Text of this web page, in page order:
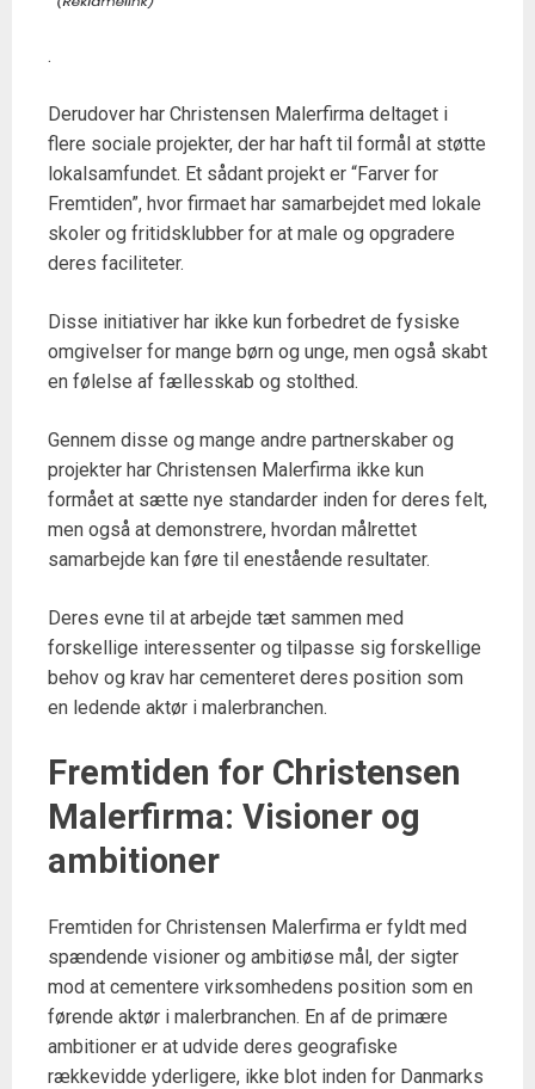
.
Derudover har Christensen Malerfirma deltaget i
flere sociale projekter, der har haft til formål at støtte
lokalsamfundet. Et sådant projekt er “Farver for
Fremtiden”, hvor firmaet har samarbejdet med lokale
skoler og fritidsklubber for at male og opgradere
deres faciliteter.
Disse initiativer har ikke kun forbedret de fysiske
omgivelser for mange børn og unge, men også skabt
en følelse af fællesskab og stolthed.
Gennem disse og mange andre partnerskaber og
projekter har Christensen Malerfirma ikke kun
formået at sætte nye standarder inden for deres felt,
men også at demonstrere, hvordan målrettet
samarbejde kan føre til enestående resultater.
Deres evne til at arbejde tæt sammen med
forskellige interessenter og tilpasse sig forskellige
behov og krav har cementeret deres position som
en ledende aktør i malerbranchen.
Fremtiden for Christensen
Malerfirma: Visioner og
ambitioner
Fremtiden for Christensen Malerfirma er fyldt med
spændende visioner og ambitiøse mål, der sigter
mod at cementere virksomhedens position som en
førende aktør i malerbranchen. En af de primære
ambitioner er at udvide deres geografiske
rækkevidde yderligere, ikke blot inden for Danmarks